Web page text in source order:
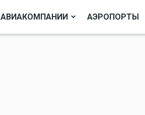
АВИАКОМПАНИИ АЭРОПОРТЫ